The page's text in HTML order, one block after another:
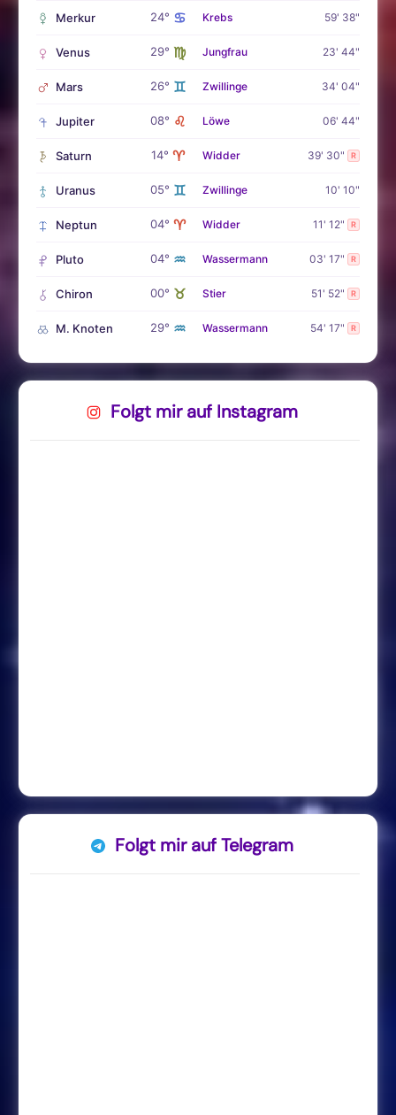
Merkur 24° ♋ Krebs 59' 38"
Venus 29° ♍ Jungfrau 23' 44"
Mars 26° ♊ Zwillinge 34' 04"
Jupiter 08° ♌ Löwe 06' 44"
Saturn 14° ♈ Widder 39' 30" R
Uranus 05° ♊ Zwillinge 10' 10"
Neptun 04° ♈ Widder 11' 12" R
Pluto 04° ♒ Wassermann 03' 17" R
Chiron 00° ♉ Stier 51' 52" R
M. Knoten 29° ♒ Wassermann 54' 17" R
Folgt mir auf Instagram
Folgt mir auf Telegram